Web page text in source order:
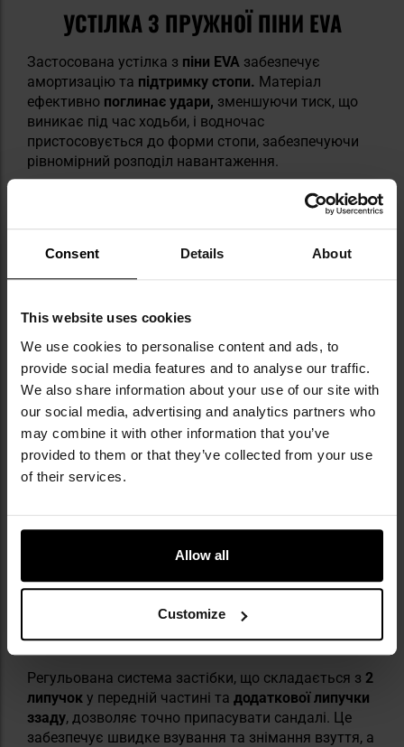
Consent Details About
This website uses cookies
We use cookies to personalise content and ads, to
provide social media features and to analyse our traffic.
We also share information about your use of our site with
our social media, advertising and analytics partners who
may combine it with other information that you’ve
provided to them or that they’ve collected from your use
of their services.
Allow all
Customize
УСТІЛКА З ПРУЖНОЇ ПІНИ EVA
Застосована устілка з піни EVA забезпечує
амортизацію та підтримку стопи. Матеріал
ефективно поглинає удари, зменшуючи тиск, що
виникає під час ходьби, і водночас
пристосовується до форми стопи, забезпечуючи
рівномірний розподіл навантаження.
ВИСОКИЙ РІВЕНЬ ВЕНТИЛЯЦІЇ,
ЕЛАСТИЧНА ПІДКЛАДКА
Відкрита конструкція сандалів
забезпечує вільний
що запобігає перегріванню шкіри та
сприяє відведенню вологи. Внутрішня частина
взуття оброблена м'якоюпідкладкою , яка
зменшує ризик появи натирань та підвищує
комфорт під час носіння.
РЕГУЛЬОВАНА ЗАСТІБКА
Регульована система застібки, що складається з 2
липучок у передній частині та додаткової липучки
ззаду, дозволяє точно припасувати сандалі. Це
забезпечує швидке взування та знімання взуття, а